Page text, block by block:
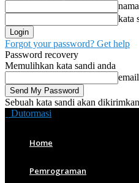
kata
Forgot your password? Get help
Password recovery
Memulihkan kata sandi anda
Sebuah kata sandi akan
Dutormasi
Home
Pemrograman